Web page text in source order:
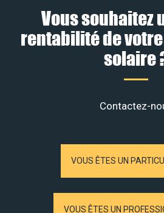
Vous souhaitez
rentabilité de
solaire
Contactez-
VOUS ÊTES UN
VOUS ÊTES UN